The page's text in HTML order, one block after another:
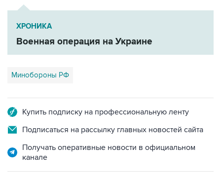
ХРОНИКА
Военная операция на Украине
Минобороны РФ
Купить подписку на профессиональную ленту
Подписаться на рассылку главных новостей сайта
Получать оперативные новости в официальном
канале